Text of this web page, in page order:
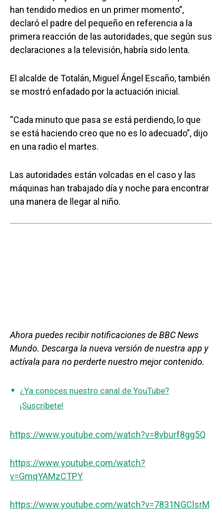
han tendido medios en un primer momento”,
declaró el padre del pequeño en referencia a la
primera reacción de las autoridades, que según sus
declaraciones a la televisión, habría sido lenta.
El alcalde de Totalán, Miguel Ángel Escaño, también
se mostró enfadado por la actuación inicial.
“Cada minuto que pasa se está perdiendo, lo que
se está haciendo creo que no es lo adecuado”, dijo
en una radio el martes.
Las autoridades están volcadas en el caso y las
máquinas han trabajado día y noche para encontrar
una manera de llegar al niño.
Ahora puedes recibir notificaciones de BBC News
Mundo. Descarga la nueva versión de nuestra app y
actívala para no perderte nuestro mejor contenido.
¿Ya conoces nuestro canal de YouTube?
¡Suscríbete!
https://www.youtube.com/watch?v=8vburf8gg5Q
https://www.youtube.com/watch?
v=GmqYAMzCTPY
https://www.youtube.com/watch?v=7831NGClsrM